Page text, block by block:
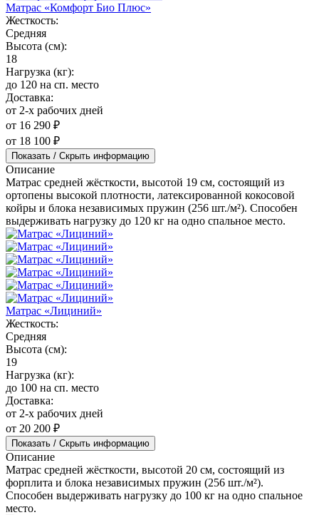
Матрас «Комфорт Био Плюс»
Жесткость:
Средняя
Высота (см):
18
Нагрузка (кг):
до 120 на сп. место
Доставка:
от 2-х рабочих дней
от 16 290 ₽
от 18 100 ₽
Показать / Скрыть информацию
Описание
Матрас средней жёсткости, высотой 19 см, состоящий из
ортопены высокой плотности, латексированной кокосовой
койры и блока независимых пружин (256 шт./м²). Способен
выдерживать нагрузку до 120 кг на одно спальное место.
Матрас «Лициний»
Жесткость:
Средняя
Высота (см):
19
Нагрузка (кг):
до 100 на сп. место
Доставка:
от 2-х рабочих дней
от 20 200 ₽
Показать / Скрыть информацию
Описание
Матрас средней жёсткости, высотой 20 см, состоящий из
форплита и блока независимых пружин (256 шт./м²).
Способен выдерживать нагрузку до 100 кг на одно спальное
место.